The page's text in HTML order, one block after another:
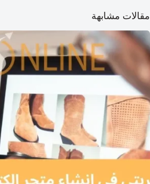
مقالات مشابهة